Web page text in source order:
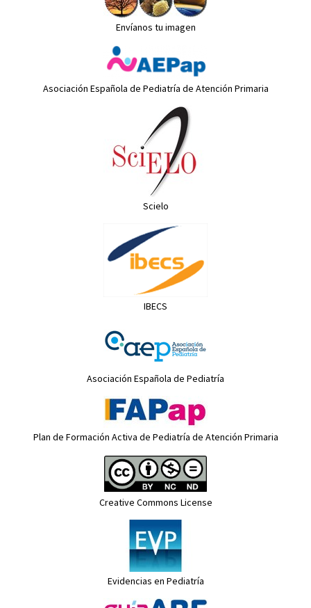
Envíanos tu imagen
Asociación Española de Pediatría de Atención Primaria
Scielo
IBECS
Asociación Española de Pediatría
Plan de Formación Activa de Pediatría de Atención Primaria
Creative Commons License
Evidencias en Pediatría